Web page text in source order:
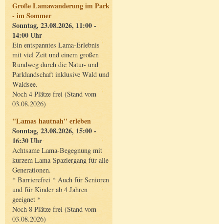
Große Lamawanderung im Park
- im Sommer
Sonntag, 23.08.2026, 11:00 -
14:00 Uhr
Ein entspanntes Lama-Erlebnis
mit viel Zeit und einem großen
Rundweg durch die Natur- und
Parklandschaft inklusive Wald und
Waldsee.
Noch 4 Plätze frei (Stand vom
03.08.2026)
"Lamas hautnah" erleben
Sonntag, 23.08.2026, 15:00 -
16:30 Uhr
Achtsame Lama-Begegnung mit
kurzem Lama-Spaziergang für alle
Generationen.
* Barrierefrei * Auch für Senioren
und für Kinder ab 4 Jahren
geeignet *
Noch 8 Plätze frei (Stand vom
03.08.2026)